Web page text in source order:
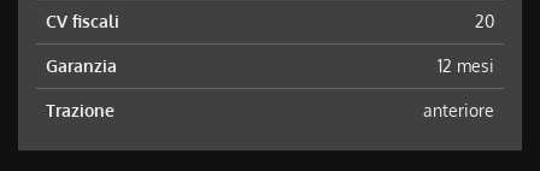
CV fiscali 20
Garanzia 12 mesi
Trazione anteriore